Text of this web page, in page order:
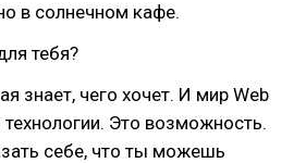
в солнечном кафе.
тебя?
знает, чего хочет. И мир Web
Это возможность.
себе, что ты можешь